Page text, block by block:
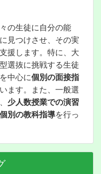
の生徒に自分の能
見つけさせ、その実
援します。特に、大
選抜に挑戦する生徒
中心に個別の面接指
ます。また、一般選
少人数授業での演習
別の教科指導を行っ